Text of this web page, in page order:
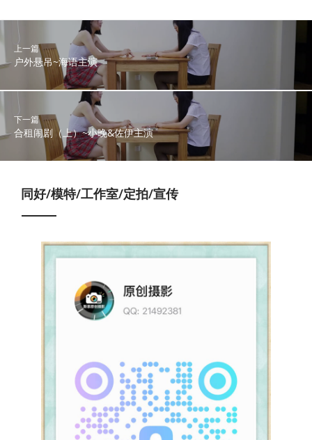
上一篇
户外悬吊~海语主演
下一篇
合租闹剧（上）~小晚&佐伊主演
同好/模特/工作室/定拍/宣传